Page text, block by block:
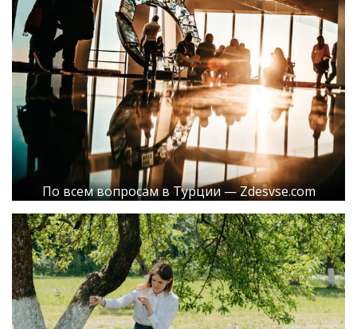
По всем вопросам в Турции — Zdesvse.com